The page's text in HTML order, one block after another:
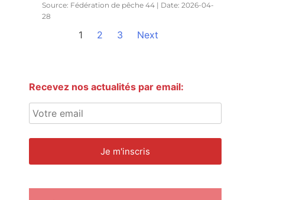
Source: Fédération de pêche 44
Date: 2026-04-
28
1 2 3 Next
Recevez nos actualités par email: